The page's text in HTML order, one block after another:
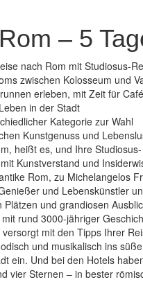
– 5
nach Rom mit Studiosus-
zwischen Kolosseum und
erleben, mit Zeit für
in der Stadt
Kategorie zur Wahl
Kunstgenuss und
heißt es, und Ihre Studiosus-
Kunstverstand und
Rom, zu Michelangelos
und Lebenskünstler
und grandiosen
rund 3000-jähriger
mit den Tipps Ihrer
und musikalisch ins
ein. Und bei den Hotels
vier Sternen – in bester